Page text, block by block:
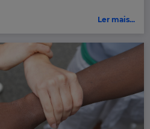
Ler mais...